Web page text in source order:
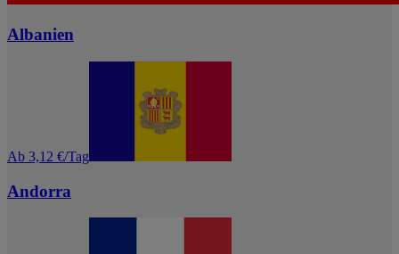
Albanien
Ab 3,12 €/Tag
Andorra